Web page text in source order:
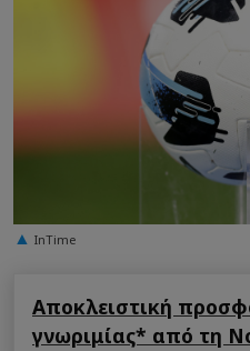
InTime
Αποκλειστική
γνωριμίας* από τη